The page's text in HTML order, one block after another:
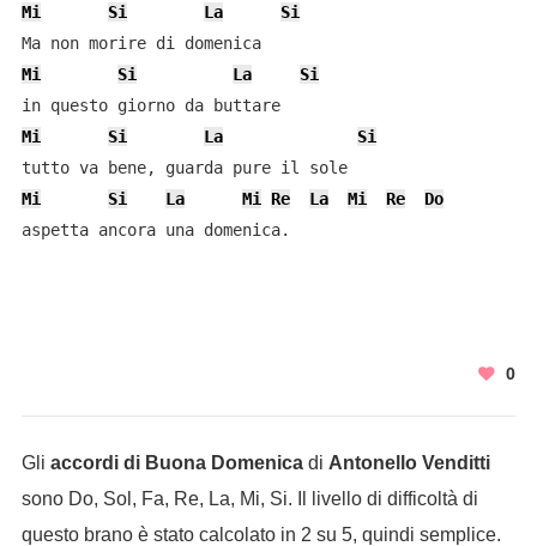
Mi
Si La
Si
Ma non morire di domenica
Mi
Si La
Si
in questo giorno da buttare
Mi
Si La
Si
tutto va bene, guarda pure il sole
Mi
Si La Mi Re La Mi Re
Do
0
Gli accordi di Buona Domenicadi Antonello Venditti
sono Do, Sol, Fa, Re, La, Mi, Si. Il livello di difficoltà di
questo brano è stato calcolato in 2 su 5, quindi semplice.